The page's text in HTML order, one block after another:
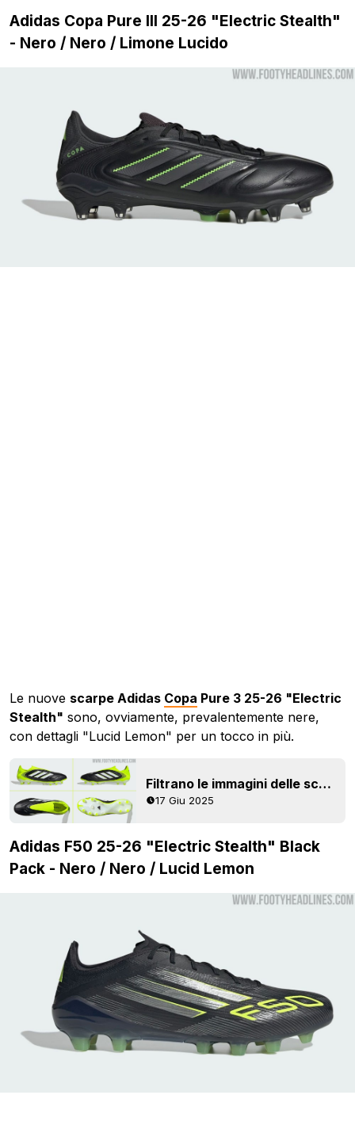
Adidas Copa Pure III 25-26 "Electric Stealth"
- Nero / Nero / Limone Lucido
Le nuove scarpe Adidas Copa Pure 3 25-26 "Electric
Stealth" sono, ovviamente, prevalentemente nere,
con dettagli "Lucid Lemon" per un tocco in più.
Filtrano le immagini delle scarpe Adidas Copa Pure 3 '25-26 New Season di nuova generazione - Foto ufficiali
17 Giu 2025
Adidas F50 25-26 "Electric Stealth" Black
Pack - Nero / Nero / Lucid Lemon